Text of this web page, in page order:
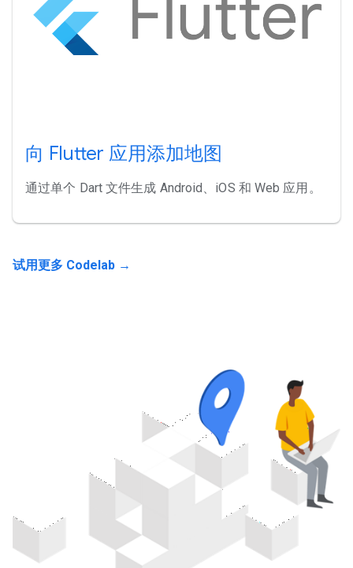
向 Flutter 应用添加地图
通过单个 Dart 文件生成 Android、iOS 和 Web 应用。
试用更多 Codelab →